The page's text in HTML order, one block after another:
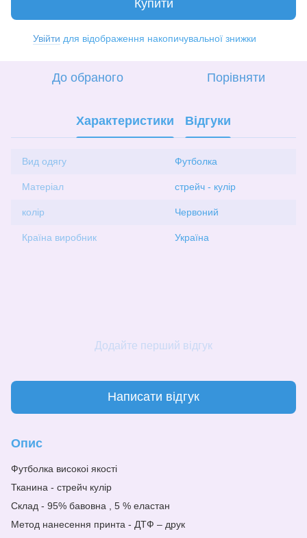
Купити
Увійти для відображення накопичувальної знижки
До обраного Порівняти
Характеристики Відгуки
Вид одягу Футболка
Матеріал стрейч - кулір
колір Червоний
Країна виробник Україна
Додайте перший відгук
Написати відгук
Опис
Футболка високоі якості
Тканина - стрейч кулір
Склад - 95% бавовна , 5 % еластан
Метод нанесення принта - ДТФ – друк